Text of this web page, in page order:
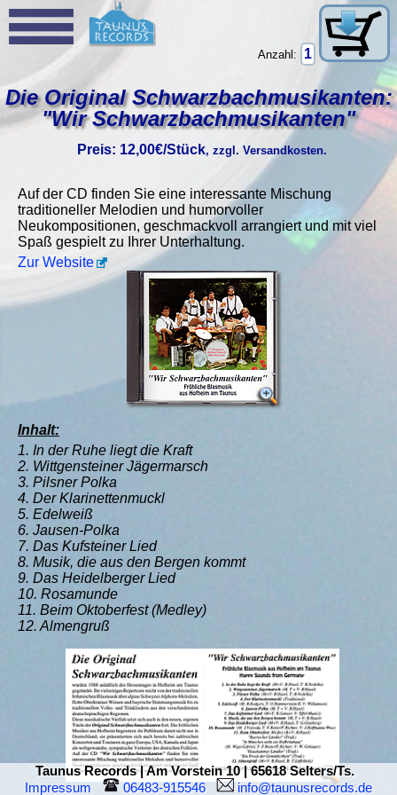
Die Original Schwarzbachmusikanten:
"Wir Schwarzbachmusikanten"
Preis: 12,00€/Stück, zzgl. Versandkosten.
Anzahl:
Auf der CD finden Sie eine interessante Mischung
traditioneller Melodien und humorvoller
Neukompositionen, geschmackvoll arrangiert und mit viel
Spaß gespielt zu Ihrer Unterhaltung.
Zur Website
Inhalt:
1. In der Ruhe liegt die Kraft
2. Wittgensteiner Jägermarsch
3. Pilsner Polka
4. Der Klarinettenmuckl
5. Edelweiß
6. Jausen-Polka
7. Das Kufsteiner Lied
8. Musik, die aus den Bergen kommt
9. Das Heidelberger Lied
10. Rosamunde
11. Beim Oktoberfest (Medley)
12. Almengruß
Taunus Records | Am Vorstein 10 | 65618 Selters/Ts.
Impressum
06483-915546 info@taunusrecords.de